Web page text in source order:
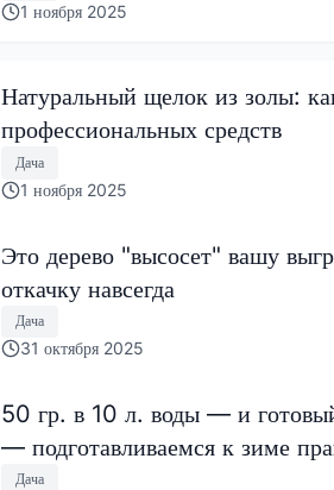
1 ноября 2025
Натуральный щелок из золы:
профессиональных средств
Дача
1 ноября 2025
Это дерево "высосет" вашу
откачку навсегда
Дача
31 октября 2025
50 гр. в 10 л. воды — и
— подготавливаемся к зиме
Дача